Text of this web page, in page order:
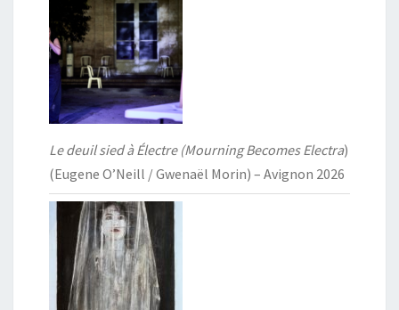
Le deuil sied à Électre (Mourning Becomes Electra)
(Eugene O’Neill / Gwenaël Morin) – Avignon 2026